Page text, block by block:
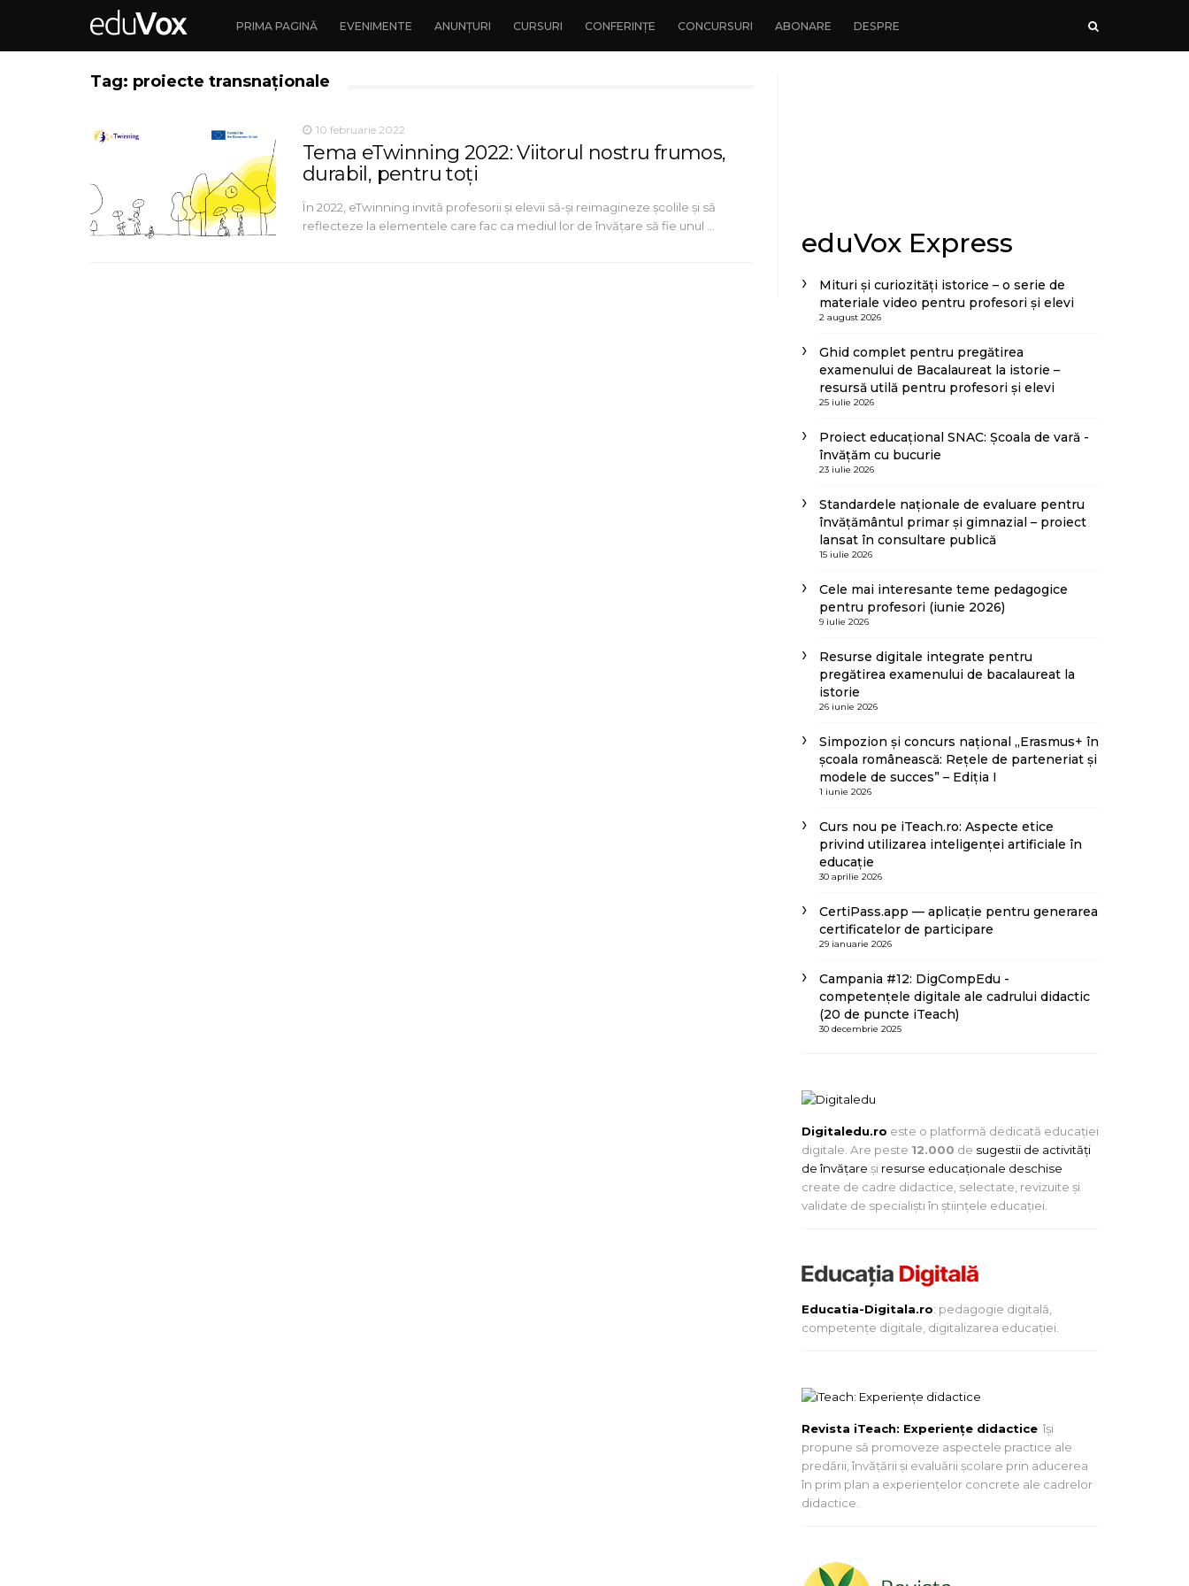
PRIMA PAGINĂ EVENIMENTE ANUNȚURI CURSURI CONFERINȚE CONCURSURI ABONARE DESPRE
Tag: proiecte transnaționale
10 februarie 2022
Tema eTwinning 2022: Viitorul nostru frumos,
durabil, pentru toți
În 2022, eTwinning invită profesorii și elevii să-și reimagineze școlile și să
reflecteze la elementele care fac ca mediul lor de învățare să fie unul …
eduVox Express
Mituri și curiozități istorice – o serie de
materiale video pentru profesori și elevi
2 august 2026
Ghid complet pentru pregătirea
examenului de Bacalaureat la istorie –
resursă utilă pentru profesori și elevi
25 iulie 2026
Proiect educațional SNAC: Școala de vară -
învățăm cu bucurie
23 iulie 2026
Standardele naționale de evaluare pentru
învățământul primar și gimnazial – proiect
lansat în consultare publică
15 iulie 2026
Cele mai interesante teme pedagogice
pentru profesori (iunie 2026)
9 iulie 2026
Resurse digitale integrate pentru
pregătirea examenului de bacalaureat la
istorie
26 iunie 2026
Simpozion și concurs național „Erasmus+ în
școala românească: Rețele de parteneriat și
modele de succes” – Ediția I
1 iunie 2026
Curs nou pe iTeach.ro: Aspecte etice
privind utilizarea inteligenței artificiale în
educație
30 aprilie 2026
CertiPass.app — aplicație pentru generarea
certificatelor de participare
29 ianuarie 2026
Campania #12: DigCompEdu -
competențele digitale ale cadrului didactic
(20 de puncte iTeach)
30 decembrie 2025
Digitaledu.ro este o platformă dedicată educației
digitale. Are peste 12.000 de sugestii de activități
de învățare și resurse educaționale deschise
create de cadre didactice, selectate, revizuite și
validate de specialiști în științele educației.
Educatia-Digitala.ro: pedagogie digitală,
competențe digitale, digitalizarea educației.
Revista iTeach: Experienţe didactice îşi
propune să promoveze aspectele practice ale
predării, învăţării şi evaluării şcolare prin aducerea
în prim plan a experienţelor concrete ale cadrelor
didactice.